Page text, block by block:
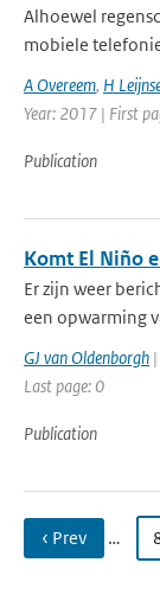
Alhoewel
mobiele
A Overeem, H
Year: 2017 | First
Publication
Komt El Niño
Er zijn weer
een opwarming
GJ van Oldenborgh
Last page: 0
Publication
‹ Prev …